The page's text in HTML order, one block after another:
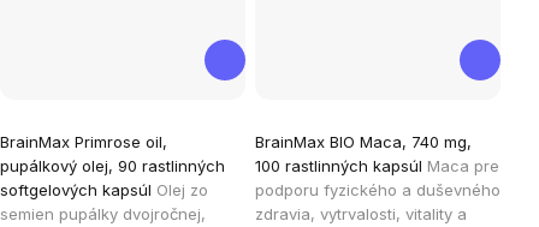
BrainMax Primrose oil,
pupálkový olej, 90 rastlinných
softgelových kapsúl Olej zo
semien pupálky dvojročnej,
BrainMax BIO Maca, 740 mg,
100 rastlinných kapsúl Maca pre
podporu fyzického a duševného
zdravia, vytrvalosti, vitality a
hodnotenie
produktu
je